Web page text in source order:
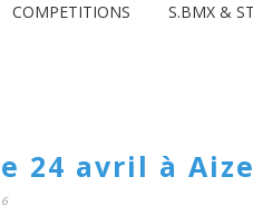
COMPETITIONS S.BMX &
24 avril à